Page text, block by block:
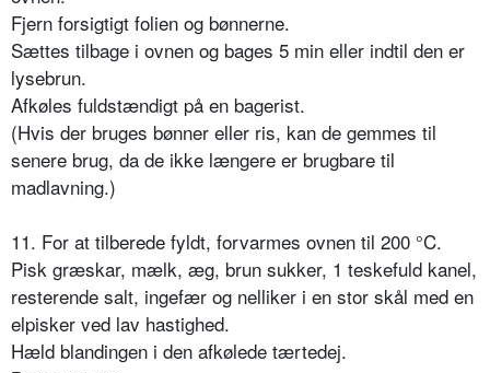
Fjern forsigtigt folien og bønnerne.
Sættes tilbage i ovnen og bages 5 min eller indtil den er
lysebrun.
Afkøles fuldstændigt på en bagerist.
(Hvis der bruges bønner eller ris, kan de gemmes til
senere brug, da de ikke længere er brugbare til
madlavning.)
11. For at tilberede fyldt, forvarmes ovnen til 200 °C.
Pisk græskar, mælk, æg, brun sukker, 1 teskefuld kanel,
resterende salt, ingefær og nelliker i en stor skål med en
elpisker ved lav hastighed.
Hæld blandingen i den afkølede tærtedej.